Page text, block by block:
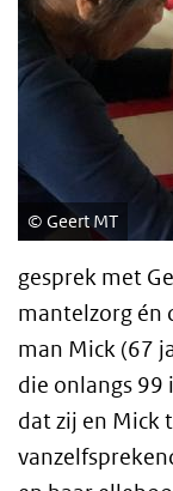
Geert MT
gesprek met
mantelzorg én
man Mick (67
die onlangs 99
dat zij en Mick